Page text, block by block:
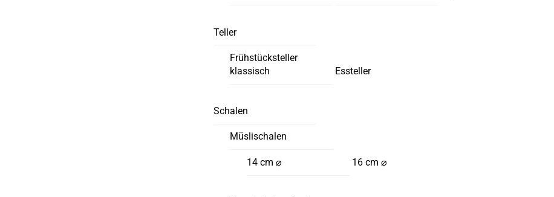
Teller
Frühstücksteller
klassisch
Essteller
Schalen
Müslischalen
14 cm ⌀ 16 cm ⌀